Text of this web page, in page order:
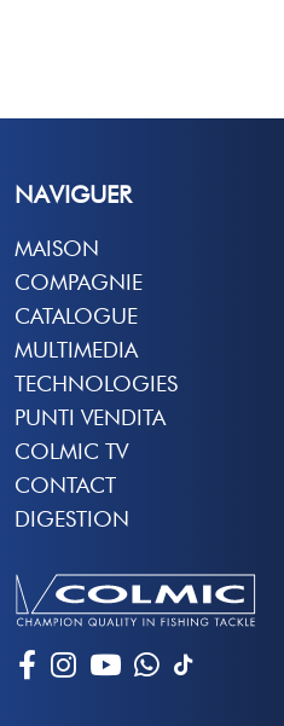
NAVIGUER
MAISON
COMPAGNIE
CATALOGUE
MULTIMEDIA
TECHNOLOGIES
PUNTI VENDITA
COLMIC TV
CONTACT
DIGESTION